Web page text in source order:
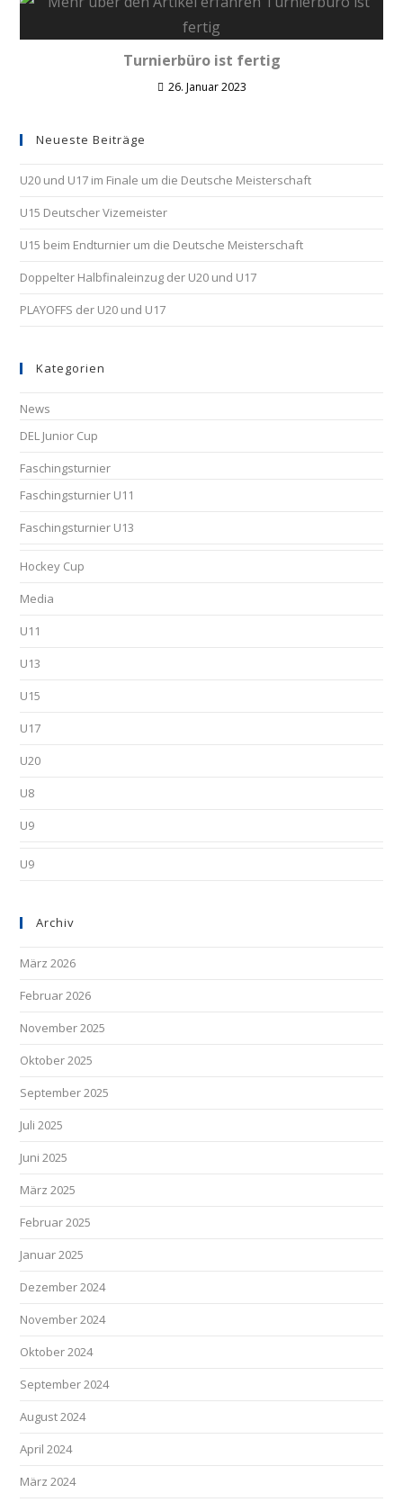
Turnierbüro ist fertig
26. Januar 2023
Neueste Beiträge
U20 und U17 im Finale um die Deutsche Meisterschaft
U15 Deutscher Vizemeister
U15 beim Endturnier um die Deutsche Meisterschaft
Doppelter Halbfinaleinzug der U20 und U17
PLAYOFFS der U20 und U17
Kategorien
News
DEL Junior Cup
Faschingsturnier
Faschingsturnier U11
Faschingsturnier U13
Hockey Cup
Media
U11
U13
U15
U17
U20
U8
U9
U9
Archiv
März 2026
Februar 2026
November 2025
Oktober 2025
September 2025
Juli 2025
Juni 2025
März 2025
Februar 2025
Januar 2025
Dezember 2024
November 2024
Oktober 2024
September 2024
August 2024
April 2024
März 2024